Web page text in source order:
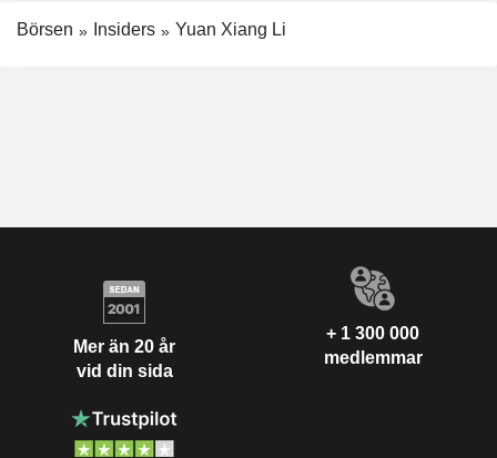
Börsen Insiders Yuan Xiang Li
Mer än 20 år
vid din sida
+ 1 300 000
medlemmar